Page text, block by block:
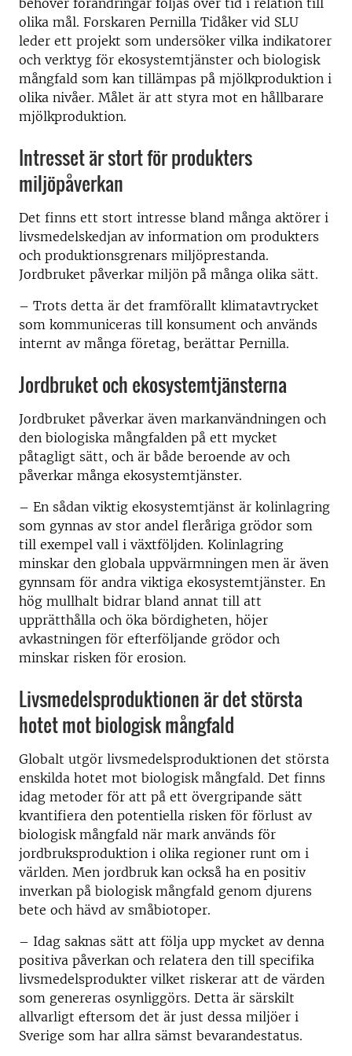
behöver förändringar följas över tid i relation till
olika mål. Forskaren Pernilla Tidåker vid SLU
leder ett projekt som undersöker vilka indikatorer
och verktyg för ekosystemtjänster och biologisk
mångfald som kan tillämpas på mjölkproduktion i
olika nivåer. Målet är att styra mot en hållbarare
mjölkproduktion.
Intresset är stort för produkters
miljöpåverkan
Det finns ett stort intresse bland många aktörer i
livsmedelskedjan av information om produkters
och produktionsgrenars miljöprestanda.
Jordbruket påverkar miljön på många olika sätt.
– Trots detta är det framförallt klimatavtrycket
som kommuniceras till konsument och används
internt av många företag, berättar Pernilla.
Jordbruket och ekosystemtjänsterna
Jordbruket påverkar även markanvändningen och
den biologiska mångfalden på ett mycket
påtagligt sätt, och är både beroende av och
påverkar många ekosystemtjänster.
– En sådan viktig ekosystemtjänst är kolinlagring
som gynnas av stor andel fleråriga grödor som
till exempel vall i växtföljden. Kolinlagring
minskar den globala uppvärmningen men är även
gynnsam för andra viktiga ekosystemtjänster. En
hög mullhalt bidrar bland annat till att
upprätthålla och öka bördigheten, höjer
avkastningen för efterföljande grödor och
minskar risken för erosion.
Livsmedelsproduktionen är det största
hotet mot biologisk mångfald
Globalt utgör livsmedelsproduktionen det största
enskilda hotet mot biologisk mångfald. Det finns
idag metoder för att på ett övergripande sätt
kvantifiera den potentiella risken för förlust av
biologisk mångfald när mark används för
jordbruksproduktion i olika regioner runt om i
världen. Men jordbruk kan också ha en positiv
inverkan på biologisk mångfald genom djurens
bete och hävd av småbiotoper.
– Idag saknas sätt att följa upp mycket av denna
positiva påverkan och relatera den till specifika
livsmedelsprodukter vilket riskerar att de värden
som genereras osynliggörs. Detta är särskilt
allvarligt eftersom det är just dessa miljöer i
Sverige som har allra sämst bevarandestatus.